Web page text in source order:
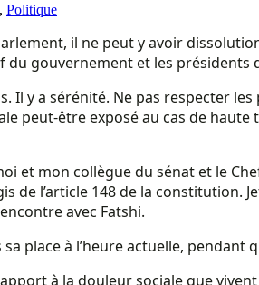
, Politique
il ne peut y avoir
gouvernement et les
Il y a sérénité. Ne pas respecter
peut-être exposé au cas de
et mon collègue du sénat et le
de l’article 148 de la
avec Fatshi.
place à l’heure actuelle,
à la douleur sociale que